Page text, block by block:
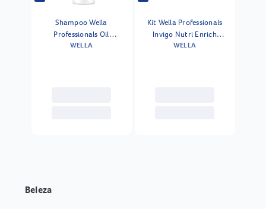
Shampoo Wella
Professionals Oil
Reflections 1000 Ml
WELLA
Kit Wella Professionals
Invigo Nutri Enrich
Shampoo 1000 Ml 2
WELLA
Beleza